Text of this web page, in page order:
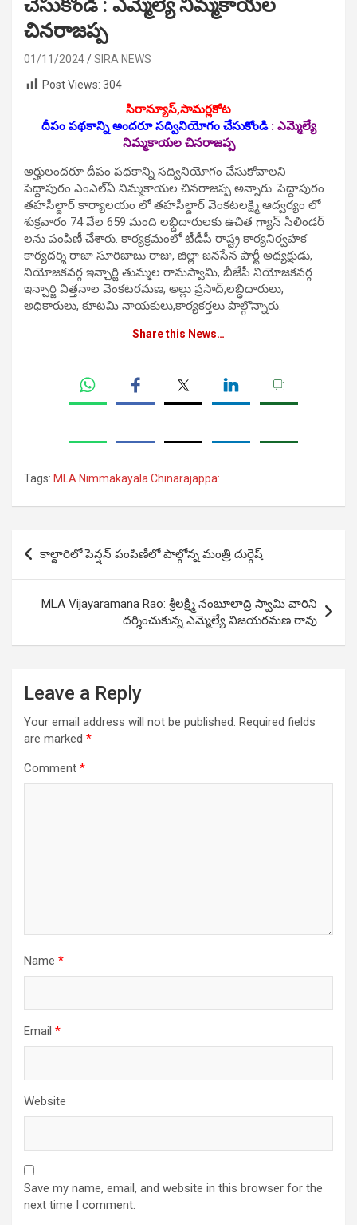
చేసుకోండి : ఎమ్మెల్యే నిమ్మకాయల
చినరాజప్ప
01/11/2024
SIRA NEWS
Post Views: 304
సిరాన్యూస్,సామర్లకోట
దీపం పథకాన్ని అందరూ సద్వినియోగం చేసుకోండి : ఎమ్మెల్యే
నిమ్మకాయల చినరాజప్ప
అర్హులంద‌రూ దీపం పథకాన్ని సద్వినియోగం చేసుకోవాలని
పెద్దాపురం ఎంఎల్ఏ నిమ్మకాయల చినరాజప్ప అన్నారు. పెద్దాపురం
తహసీల్దార్ కార్యాలయం లో తహసీల్దార్ వెంకటలక్ష్మి ఆద్వర్యం లో
శుక్రవారం 74 వేల 659 మంది లభ్దిదారులకు ఉచిత గ్యాస్ సిలిండర్
లను పంపిణీ చేశారు. కార్యక్రమంలో టీడీపీ రాష్ట్ర కార్యనిర్వహక
కార్యదర్శి రాజా సూరిబాబు రాజు, జిల్లా జనసేన పార్టీ అధ్యక్షుడు,
నియోజకవర్గ ఇన్చార్జి తుమ్మల రామస్వామి, బీజేపీ నియోజకవర్గ
ఇన్చార్జి విత్తనాల వెంకటరమణ, అల్లు ప్రసాద్,లబ్ధిదారులు,
అధికారులు, కూటమి నాయకులు,కార్యకర్తలు పాల్గొన్నారు.
Share this News…
Tags: MLA Nimmakayala Chinarajappa:
Post
navigation
కాల్దారిలో పెన్షన్ పంపిణీలో పాల్గోన్న మంత్రి దుర్గెష్
MLA Vijayaramana Rao: శ్రీలక్ష్మి నంబూలాద్రి స్వామి వారిని
దర్శించుకున్న ఎమ్మెల్యే విజయరమణ రావు
Leave a Reply
Your email address will not be published. Required fields
are marked *
Comment *
Name *
Email *
Website
Save my name, email, and website in this browser for the
next time I comment.